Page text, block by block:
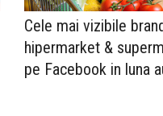
Cele mai vizibile
hipermarket &
pe Facebook in luna